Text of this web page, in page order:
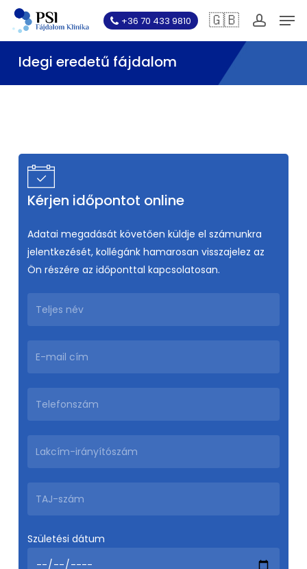
Skip
main
content
+36 70 433 9810 🇬🇧
Idegi eredetű fájdalom
Kérjen időpontot online
Adatai megadását követően küldje el számunkra
jelentkezését, kollégánk hamarosan visszajelez az
Ön részére az időponttal kapcsolatosan.
Születési dátum